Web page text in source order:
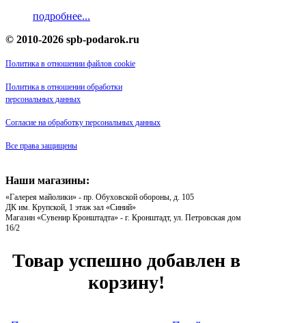
подробнее...
© 2010-2026 spb-podarok.ru
Политика в отношении файлов cookie
Политика в отношении обработки
персональных данных
Согласие на обработку персональных данных
Все права защищены
Наши магазины:
«Галерея майолики» - пр. Обуховской обороны, д. 105
ДК им. Крупской, 1 этаж зал «Синий»
Магазин «Сувенир Кронштадта» - г. Кронштадт, ул. Петровская дом
16/2
Товар успешно добавлен в
корзину!